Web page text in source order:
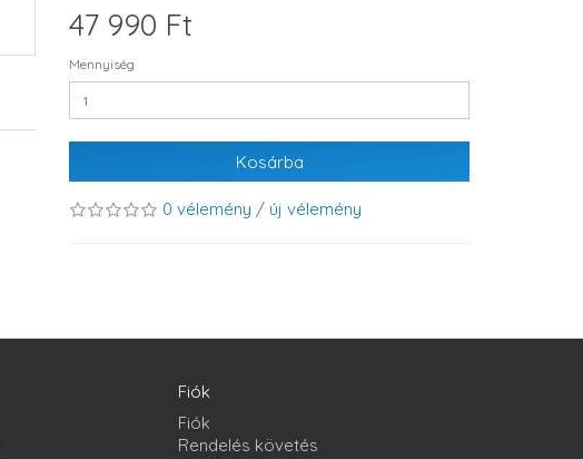
47 990 Ft
Mennyiség
Kosárba
0 vélemény / új vélemény
Fiók
Fiók
Rendelés követés